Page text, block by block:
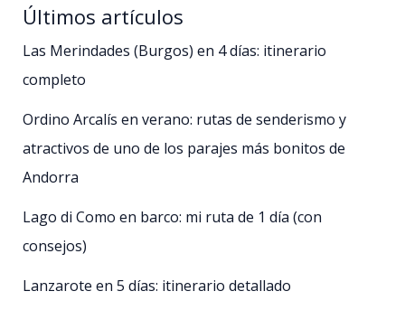
Últimos artículos
Las Merindades (Burgos) en 4 días: itinerario
completo
Ordino Arcalís en verano: rutas de senderismo y
atractivos de uno de los parajes más bonitos de
Andorra
Lago di Como en barco: mi ruta de 1 día (con
consejos)
Lanzarote en 5 días: itinerario detallado